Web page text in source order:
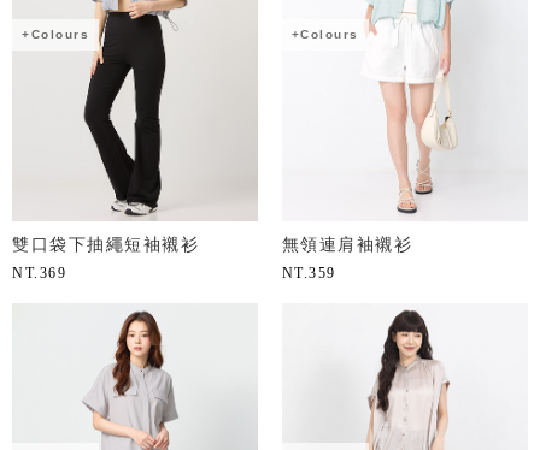
+Colours
雙口袋下抽繩短袖襯衫
NT. 369
+Colours
無領連肩袖襯衫
NT.359